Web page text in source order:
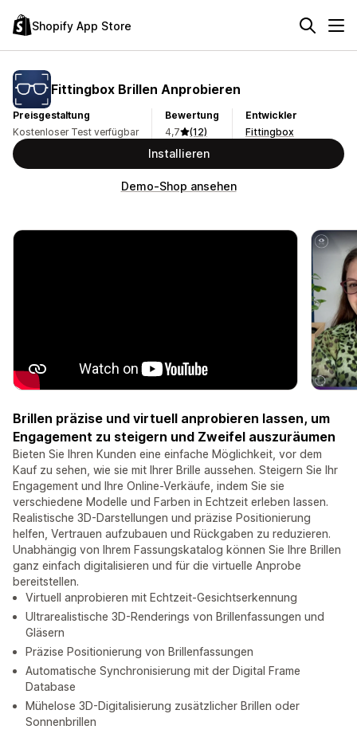
Shopify App Store
Fittingbox Brillen Anprobieren
Preisgestaltung
Kostenloser Test verfügbar
Bewertung
4,7
(12)
Entwickler
Fittingbox
Installieren
Demo-Shop ansehen
Brillen präzise und virtuell anprobieren lassen, um
Engagement zu steigern und Zweifel auszuräumen
Bieten Sie Ihren Kunden eine einfache Möglichkeit, vor dem
Kauf zu sehen, wie sie mit Ihrer Brille aussehen. Steigern Sie Ihr
Engagement und Ihre Online-Verkäufe, indem Sie sie
verschiedene Modelle und Farben in Echtzeit erleben lassen.
Realistische 3D-Darstellungen und präzise Positionierung
helfen, Vertrauen aufzubauen und Rückgaben zu reduzieren.
Unabhängig von Ihrem Fassungskatalog können Sie Ihre Brillen
ganz einfach digitalisieren und für die virtuelle Anprobe
bereitstellen.
Virtuell anprobieren mit Echtzeit-Gesichtserkennung
Ultrarealistische 3D-Renderings von Brillenfassungen und
Gläsern
Präzise Positionierung von Brillenfassungen
Automatische Synchronisierung mit der Digital Frame
Database
Mühelose 3D-Digitalisierung zusätzlicher Brillen oder
Sonnenbrillen